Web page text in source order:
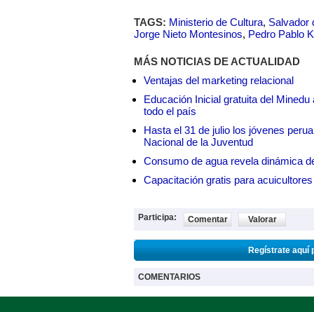
TAGS: Ministerio de Cultura, Salvador
Jorge Nieto Montesinos, Pedro Pablo
MÁS NOTICIAS DE ACTUALIDAD
Ventajas del marketing relacional
Educación Inicial gratuita del
todo el país
Hasta el 31 de julio los jóvenes
Nacional de la Juventud
Consumo de agua revela dinámica
Capacitación gratis para
Participa: Comentar Valorar
Regístrate aquí
COMENTARIOS